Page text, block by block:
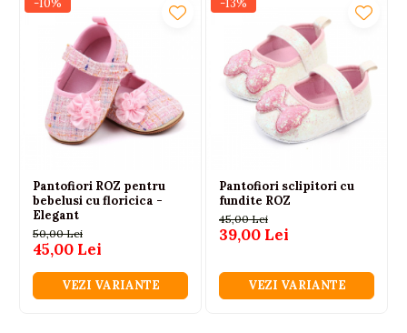
-10%
Pantofiori ROZ pentru
bebelusi cu floricica -
Elegant
50,00 Lei
45,00 Lei
VEZI VARIANTE
-13%
Pantofiori sclipitori cu
fundite ROZ
45,00 Lei
39,00 Lei
VEZI VARIANTE